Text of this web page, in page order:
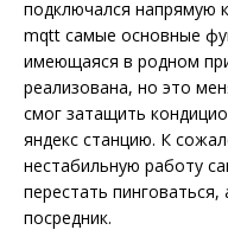
подключался напрямую
mqtt самые основные
имеющаяся в родном
реализована, но это
смог затащить
яндекс станцию. К
нестабильную работу
перестать
посредник.